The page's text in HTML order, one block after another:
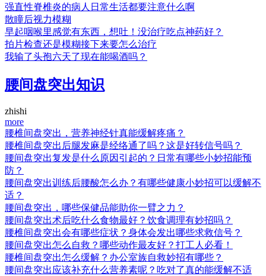
强直性脊椎炎的病人日常生活都要注意什么啊
散瞳后视力模糊
早起咽喉里感觉有东西，想吐！没治疗吃点神药好？
拍片检查还是模糊接下来要怎么治疗
我输了头孢六天了现在能喝酒吗？
腰间盘突出知识
zhishi
more
腰椎间盘突出，营养神经针真能缓解疼痛？
腰椎间盘突出后腿发麻是经络通了吗？这是好转信号吗？
腰间盘突出复发是什么原因引起的？日常有哪些小妙招能预
防？
腰间盘突出训练后腰酸怎么办？有哪些健康小妙招可以缓解不
适？
腰间盘突出，哪些保健品能助你一臂之力？
腰间盘突出术后吃什么食物最好？饮食调理有妙招吗？
腰椎间盘突出会有哪些症状？身体会发出哪些求救信号？
腰间盘突出怎么自救？哪些动作最友好？打工人必看！
腰椎间盘突出怎么缓解？办公室族自救妙招有哪些？
腰间盘突出应该补充什么营养素呢？吃对了真的能缓解不适